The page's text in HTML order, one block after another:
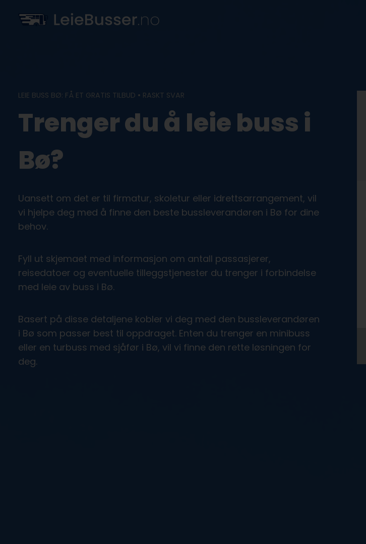
LEIE BUSS BØ: FÅ ET GRATIS TILBUD • RASKT SVAR
Trenger du å leie buss i
Bø?
Uansett om det er til firmatur, skoletur eller idrettsarrangement, vil
vi hjelpe deg med å finne den beste bussleverandøren i Bø for dine
behov.
Fyll ut skjemaet med informasjon om antall passasjerer,
reisedatoer og eventuelle tilleggstjenester du trenger i forbindelse
med leie av buss i Bø.
Basert på disse detaljene kobler vi deg med den bussleverandøren
i Bø som passer best til oppdraget. Enten du trenger en minibuss
eller en turbuss med sjåfør i Bø, vil vi finne den rette løsningen for
deg.